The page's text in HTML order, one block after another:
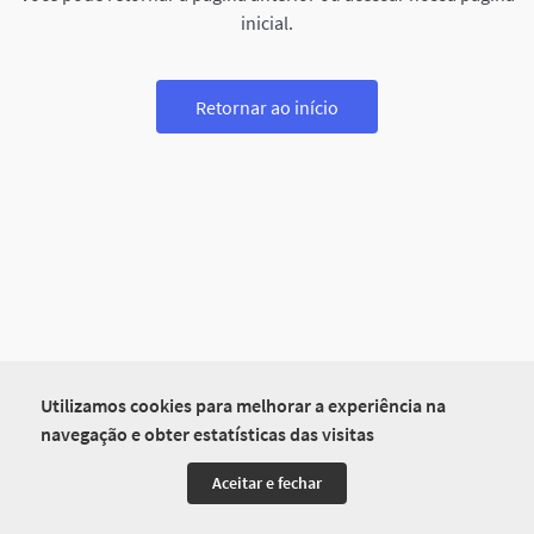
Utilizamos cookies para melhorar a experiência na
navegação e obter estatísticas das visitas
Aceitar e fechar
inicial.
Retornar ao início